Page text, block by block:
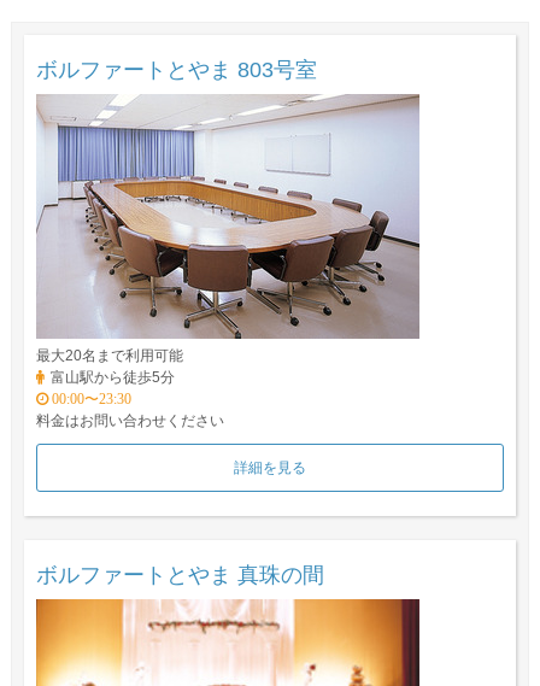
ボルファートとやま 803号室
最大20名まで利用可能
富山駅から徒歩5分
00:00〜23:30
料金はお問い合わせください
詳細を見る
ボルファートとやま 真珠の間